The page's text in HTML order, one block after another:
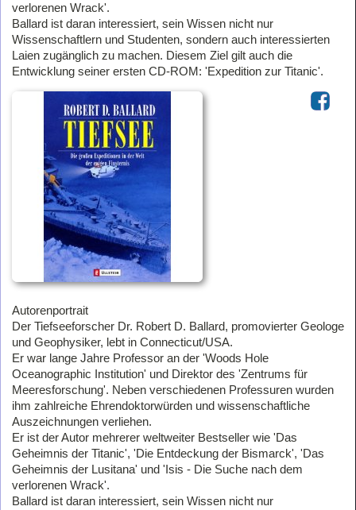
verlorenen Wrack'.
Ballard ist daran interessiert, sein Wissen nicht nur
Wissenschaftlern und Studenten, sondern auch interessierten
Laien zugänglich zu machen. Diesem Ziel gilt auch die
Entwicklung seiner ersten CD-ROM: 'Expedition zur Titanic'.
Autorenportrait
Der Tiefseeforscher Dr. Robert D. Ballard, promovierter Geologe
und Geophysiker, lebt in Connecticut/USA.
Er war lange Jahre Professor an der 'Woods Hole
Oceanographic Institution' und Direktor des 'Zentrums für
Meeresforschung'. Neben verschiedenen Professuren wurden
ihm zahlreiche Ehrendoktorwürden und wissenschaftliche
Auszeichnungen verliehen.
Er ist der Autor mehrerer weltweiter Bestseller wie 'Das
Geheimnis der Titanic', 'Die Entdeckung der Bismarck', 'Das
Geheimnis der Lusitana' und 'Isis - Die Suche nach dem
verlorenen Wrack'.
Ballard ist daran interessiert, sein Wissen nicht nur